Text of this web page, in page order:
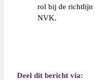
rol bij de richtlijn
NVK.
Deel dit bericht via: